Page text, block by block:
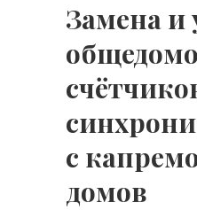
Замена и
с
домов